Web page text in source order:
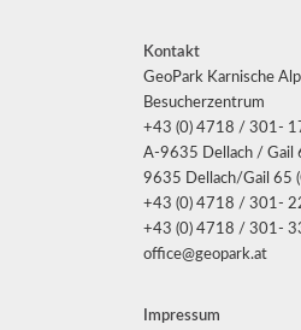
Kontakt
GeoPark Karnische
Besucherzentrum
+43 (0) 4718 / 301-
A-9635 Dellach / Gail
9635 Dellach/Gail 65
+43 (0) 4718 / 301-
+43 (0) 4718 / 301-
office@geopark.at
Impressum